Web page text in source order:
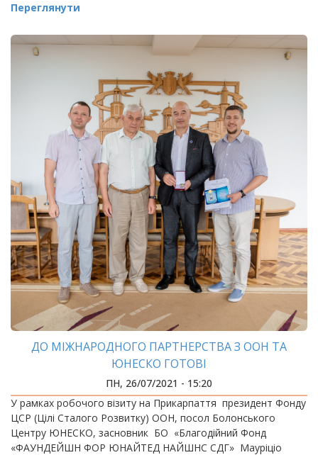
Переглянути
ДО МІЖНАРОДНОГО ПАРТНЕРСТВА З ООН ТА
ЮНЕСКО ГОТОВІ
ПН, 26/07/2021 - 15:20
У рамках робочого візиту на Прикарпаття президент Фонду
ЦСР (Цілі Сталого Розвитку) ООН, посол Болонського
Центру ЮНЕСКО, засновник БО «Благодійний Фонд
«ФАУНДЕЙШН ФОР ЮНАЙТЕД НАЙШНС СДГ» Мауріціо